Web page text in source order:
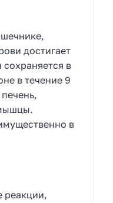
достигает
в
в течение 9
в
реакции,